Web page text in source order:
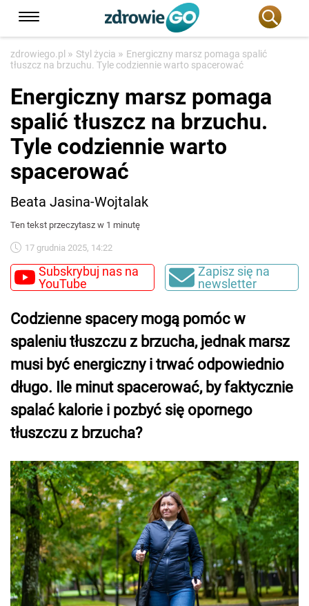
zdrowiego.pl » Styl życia » Energiczny marsz pomaga spalić
tłuszcz na brzuchu. Tyle codziennie warto spacerować
Energiczny marsz pomaga
spalić tłuszcz na brzuchu.
Tyle codziennie warto
spacerować
Beata Jasina-Wojtalak
Ten tekst przeczytasz w 1 minutę
17 grudnia 2025, 14:22
Subskrybuj nas na
YouTube
Zapisz się na
newsletter
Codzienne spacery mogą pomóc w
spaleniu tłuszczu z brzucha, jednak marsz
musi być energiczny i trwać odpowiednio
długo. Ile minut spacerować, by faktycznie
spalać kalorie i pozbyć się opornego
tłuszczu z brzucha?